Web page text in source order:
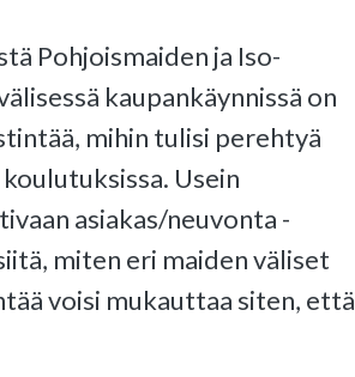
Pohjoismaiden ja Iso-
kaupankäynnissä on
mihin tulisi perehtyä
Usein
asiakas/neuvonta -
miten eri maiden väliset
voisi mukauttaa siten, että